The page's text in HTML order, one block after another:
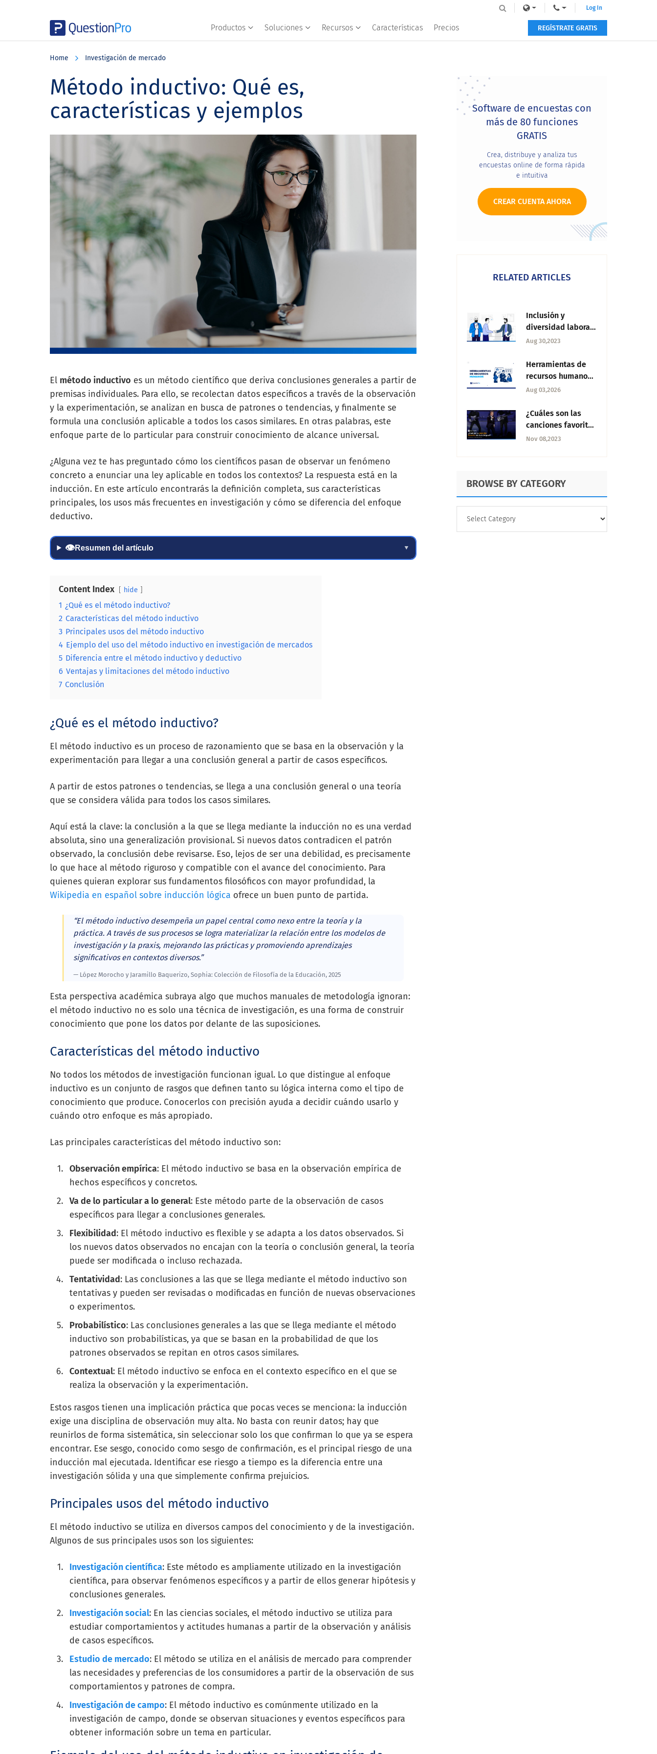
Productos Soluciones Recursos Características Precios
Log In
REGÍSTRATE GRATIS
Home Investigación de mercado
Método inductivo: Qué es,
características y ejemplos
El método inductivo es un método científico que deriva conclusiones generales a partir de
premisas individuales. Para ello, se recolectan datos específicos a través de la observación
y la experimentación, se analizan en busca de patrones o tendencias, y finalmente se
formula una conclusión aplicable a todos los casos similares. En otras palabras, este
enfoque parte de lo particular para construir conocimiento de alcance universal.
¿Alguna vez te has preguntado cómo los científicos pasan de observar un fenómeno
concreto a enunciar una ley aplicable en todos los contextos? La respuesta está en la
inducción. En este artículo encontrarás la definición completa, sus características
principales, los usos más frecuentes en investigación y cómo se diferencia del enfoque
deductivo.
👁Resumen del artículo ▼
Content Index hide
1 ¿Qué es el método inductivo?
2 Características del método inductivo
3 Principales usos del método inductivo
4 Ejemplo del uso del método inductivo en investigación de mercados
5 Diferencia entre el método inductivo y deductivo
6 Ventajas y limitaciones del método inductivo
7 Conclusión
¿Qué es el método inductivo?
El método inductivo es un proceso de razonamiento que se basa en la observación y la
experimentación para llegar a una conclusión general a partir de casos específicos.
A partir de estos patrones o tendencias, se llega a una conclusión general o una teoría
que se considera válida para todos los casos similares.
Aquí está la clave: la conclusión a la que se llega mediante la inducción no es una verdad
absoluta, sino una generalización provisional. Si nuevos datos contradicen el patrón
observado, la conclusión debe revisarse. Eso, lejos de ser una debilidad, es precisamente
lo que hace al método riguroso y compatible con el avance del conocimiento. Para
quienes quieran explorar sus fundamentos filosóficos con mayor profundidad, la
Wikipedia en español sobre inducción lógica ofrece un buen punto de partida.
“El método inductivo desempeña un papel central como nexo entre la teoría y la
práctica. A través de sus procesos se logra materializar la relación entre los modelos de
investigación y la praxis, mejorando las prácticas y promoviendo aprendizajes
significativos en contextos diversos.”
— López Morocho y Jaramillo Baquerizo, Sophia: Colección de Filosofía de la Educación, 2025
Esta perspectiva académica subraya algo que muchos manuales de metodología ignoran:
el método inductivo no es solo una técnica de investigación, es una forma de construir
conocimiento que pone los datos por delante de las suposiciones.
Características del método inductivo
No todos los métodos de investigación funcionan igual. Lo que distingue al enfoque
inductivo es un conjunto de rasgos que definen tanto su lógica interna como el tipo de
conocimiento que produce. Conocerlos con precisión ayuda a decidir cuándo usarlo y
cuándo otro enfoque es más apropiado.
Las principales características del método inductivo son:
Observación empírica: El método inductivo se basa en la observación empírica de
hechos específicos y concretos.
Va de lo particular a lo general: Este método parte de la observación de casos
específicos para llegar a conclusiones generales.
Flexibilidad: El método inductivo es flexible y se adapta a los datos observados. Si
los nuevos datos observados no encajan con la teoría o conclusión general, la teoría
puede ser modificada o incluso rechazada.
Tentatividad: Las conclusiones a las que se llega mediante el método inductivo son
tentativas y pueden ser revisadas o modificadas en función de nuevas observaciones
o experimentos.
Probabilístico: Las conclusiones generales a las que se llega mediante el método
inductivo son probabilísticas, ya que se basan en la probabilidad de que los
patrones observados se repitan en otros casos similares.
Contextual: El método inductivo se enfoca en el contexto específico en el que se
realiza la observación y la experimentación.
Estos rasgos tienen una implicación práctica que pocas veces se menciona: la inducción
exige una disciplina de observación muy alta. No basta con reunir datos; hay que
reunirlos de forma sistemática, sin seleccionar solo los que confirman lo que ya se espera
encontrar. Ese sesgo, conocido como sesgo de confirmación, es el principal riesgo de una
inducción mal ejecutada. Identificar ese riesgo a tiempo es la diferencia entre una
investigación sólida y una que simplemente confirma prejuicios.
Principales usos del método inductivo
El método inductivo se utiliza en diversos campos del conocimiento y de la investigación.
Algunos de sus principales usos son los siguientes:
Investigación científica: Este método es ampliamente utilizado en la investigación
científica, para observar fenómenos específicos y a partir de ellos generar hipótesis y
conclusiones generales.
Investigación social: En las ciencias sociales, el método inductivo se utiliza para
estudiar comportamientos y actitudes humanas a partir de la observación y análisis
de casos específicos.
Estudio de mercado: El método se utiliza en el análisis de mercado para comprender
las necesidades y preferencias de los consumidores a partir de la observación de sus
comportamientos y patrones de compra.
Investigación de campo: El método inductivo es comúnmente utilizado en la
investigación de campo, donde se observan situaciones y eventos específicos para
obtener información sobre un tema en particular.
Primary
Sidebar
Software de encuestas con
más de 80 funciones
GRATIS
Crea, distribuye y analiza tus
encuestas online de forma rápida
e intuitiva
CREAR CUENTA AHORA
RELATED ARTICLES
Inclusión y
diversidad laboral:
Qué es y por qué es
Aug 30,2023
Herramientas de
recursos humanos:
tipos, funciones y
plataforma ideal
Aug 03,2026
¿Cuáles son las
canciones favoritas
de Luis Miguel?
Nov 08,2023
BROWSE BY CATEGORY
CATEGORY